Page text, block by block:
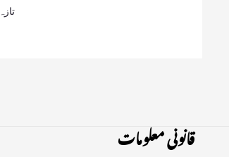
قانونی معلومات